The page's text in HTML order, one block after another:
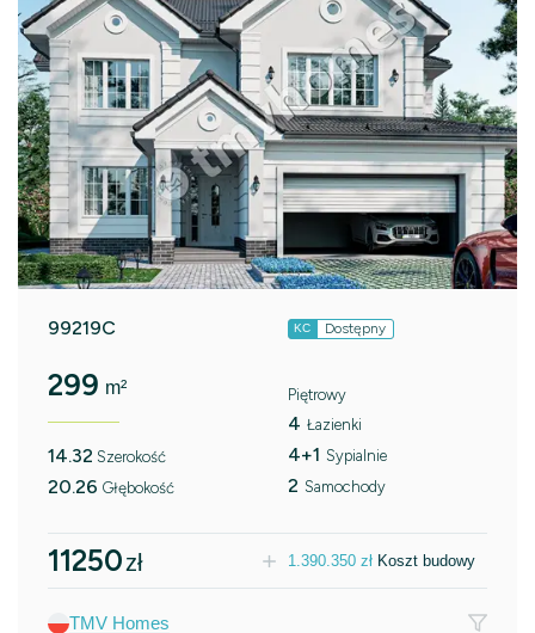
99219C KC Dostępny
299 m²
14.32 Szerokość
20.26 Głębokość
Piętrowy
4 Łazienki
4+1 Sypialnie
2 Samochody
11250zł 1.390.350 zł Koszt budowy
TMV Homes